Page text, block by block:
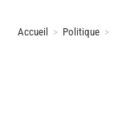
Accueil > Politique >